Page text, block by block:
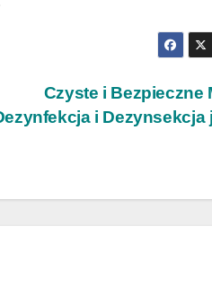
Czyste i Bezpieczne
i Dezynsekcja